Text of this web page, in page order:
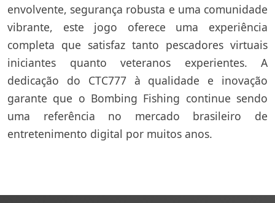
envolvente, segurança robusta e uma comunidade
vibrante, este jogo oferece uma experiência
completa que satisfaz tanto pescadores virtuais
iniciantes quanto veteranos experientes. A
dedicação do CTC777 à qualidade e inovação
garante que o Bombing Fishing continue sendo
uma referência no mercado brasileiro de
entretenimento digital por muitos anos.